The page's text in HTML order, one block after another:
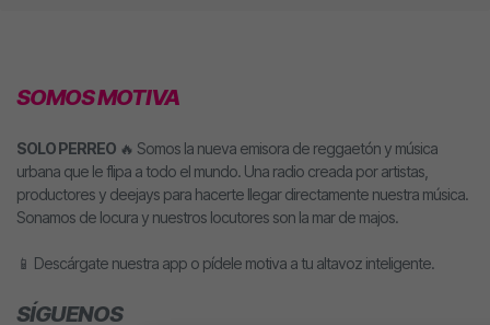
SOMOS MOTIVA
SOLO PERREO 🔥 Somos la nueva emisora de reggaetón y música
urbana que le flipa a todo el mundo. Una radio creada por artistas,
productores y deejays para hacerte llegar directamente nuestra música.
Sonamos de locura y nuestros locutores son la mar de majos.
📱 Descárgate nuestra app o pídele motiva a tu altavoz inteligente.
SÍGUENOS